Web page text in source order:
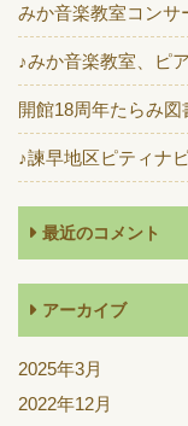
みか音楽教室コンサ
♪みか音楽教室、ピ
開館18周年たらみ
♪諫早地区ピティナ
最近のコメント
アーカイブ
2025年3月
2022年12月